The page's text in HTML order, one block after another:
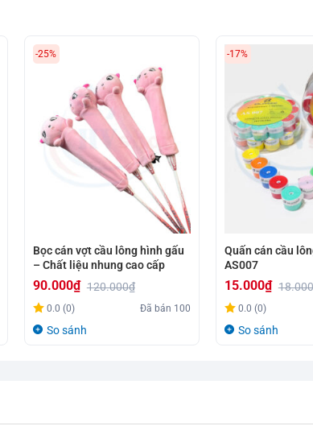
-25%
Bọc cán vợt cầu lông hình gấu
– Chất liệu nhung cao cấp
120.000₫
Giá
gốc
90.000₫
Giá
hiện
0.0 (0) Đã bán 100
So sánh
-17%
Quấn cán cầu
AS007
18.000
Giá
gốc
15.000₫
Giá
hiện
0.0 (0)
So sánh